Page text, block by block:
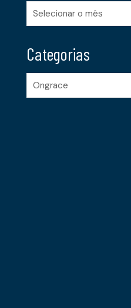
Arquivos
Categorias
Categorias